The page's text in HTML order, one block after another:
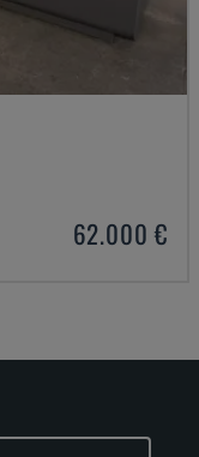
62.000 €